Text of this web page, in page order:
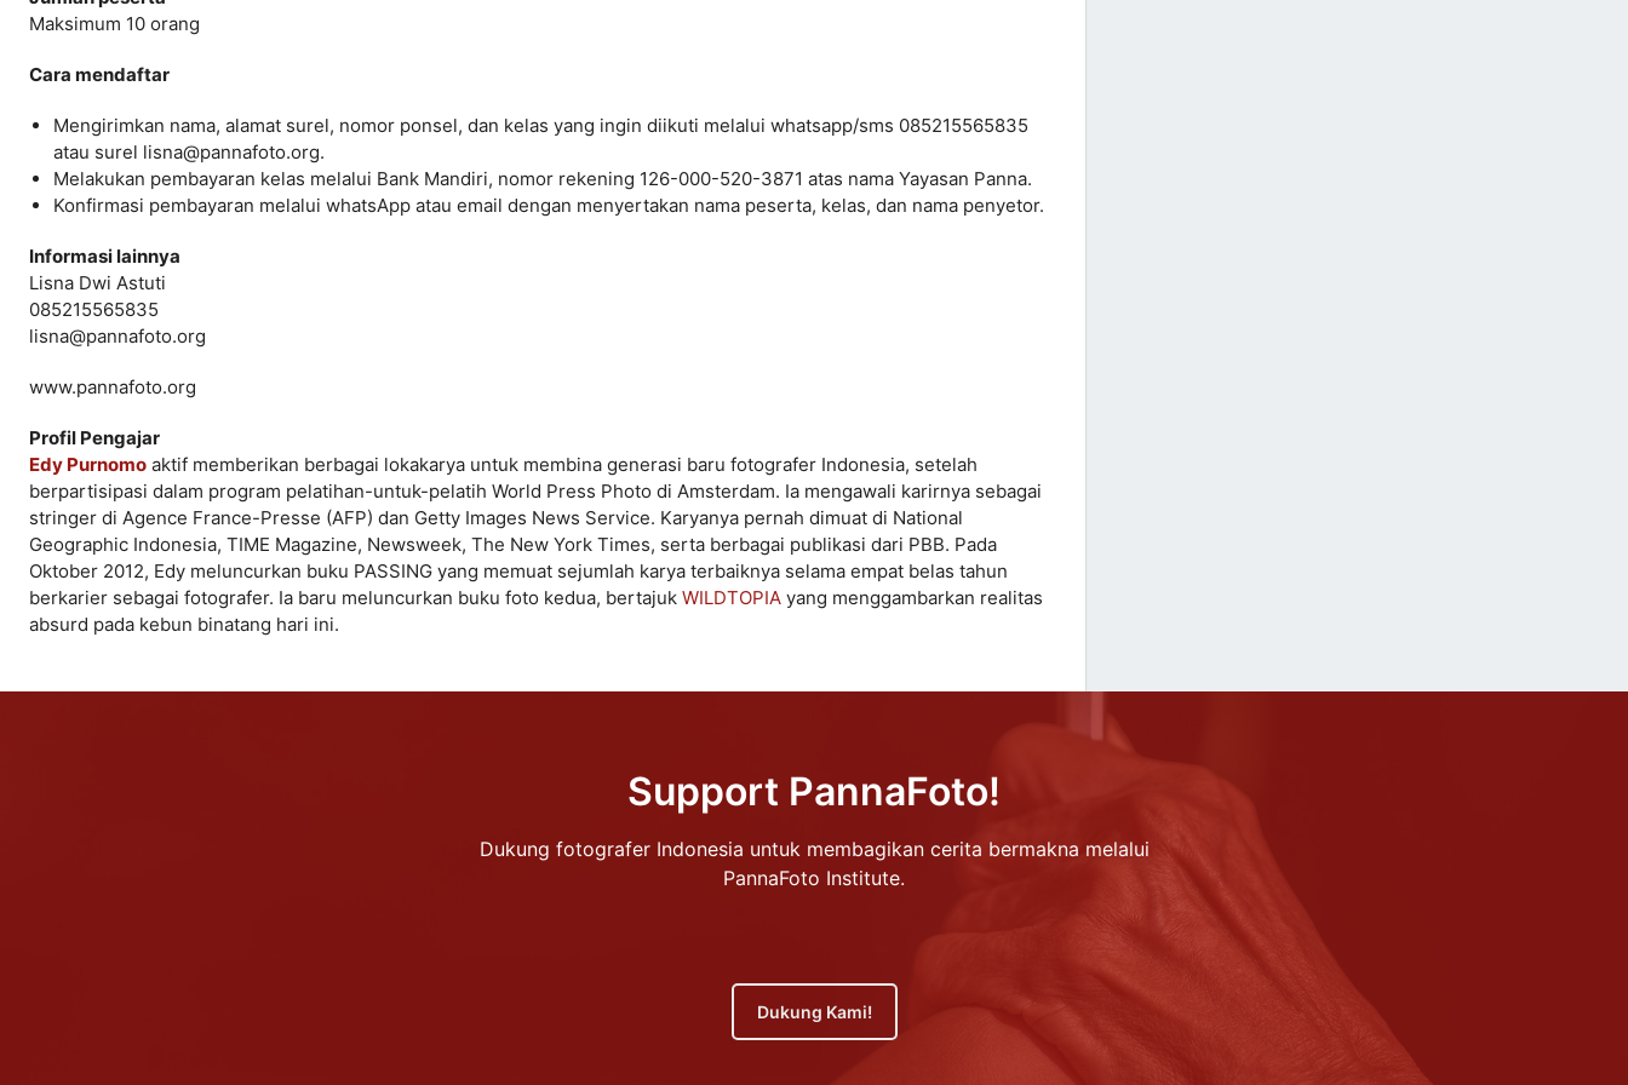
Maksimum 10 orang
Cara mendaftar
Mengirimkan nama, alamat surel, nomor ponsel, dan kelas yang ingin diikuti melalui whatsapp/sms 085215565835
atau surel lisna@pannafoto.org.
Melakukan pembayaran kelas melalui Bank Mandiri, nomor rekening 126-000-520-3871 atas nama Yayasan Panna.
Konfirmasi pembayaran melalui whatsApp atau email dengan menyertakan nama peserta, kelas, dan nama penyetor.
Informasi lainnya
Lisna Dwi Astuti
085215565835
lisna@pannafoto.org
www.pannafoto.org
Profil Pengajar
Edy Purnomo aktif memberikan berbagai lokakarya untuk membina generasi baru fotografer Indonesia, setelah
berpartisipasi dalam program pelatihan-untuk-pelatih World Press Photo di Amsterdam. Ia mengawali karirnya sebagai
stringer di Agence France-Presse (AFP) dan Getty Images News Service. Karyanya pernah dimuat di National
Geographic Indonesia, TIME Magazine, Newsweek, The New York Times, serta berbagai publikasi dari PBB. Pada
Oktober 2012, Edy meluncurkan buku PASSING yang memuat sejumlah karya terbaiknya selama empat belas tahun
berkarier sebagai fotografer. Ia baru meluncurkan buku foto kedua, bertajuk WILDTOPIA yang menggambarkan realitas
absurd pada kebun binatang hari ini.
Support PannaFoto!
Dukung fotografer Indonesia untuk membagikan cerita bermakna melalui
PannaFoto Institute.
Dukung Kami!